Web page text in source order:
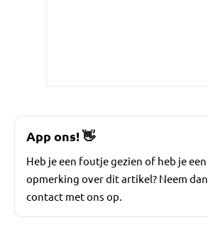
App ons!👋
Heb je een foutje gezien of heb je een
opmerking over dit artikel? Neem dan
contact met ons op.